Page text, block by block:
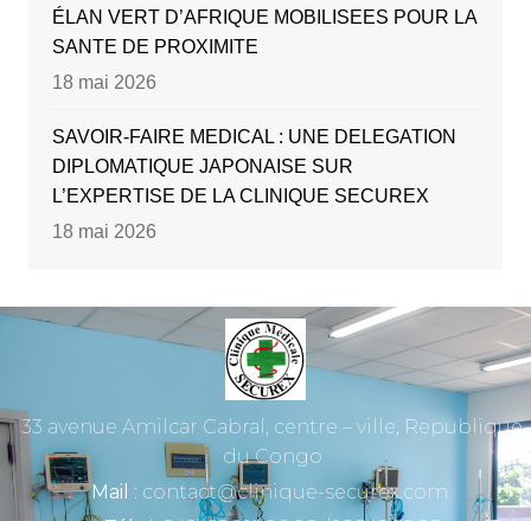
ÉLAN VERT D’AFRIQUE MOBILISEES POUR LA
SANTE DE PROXIMITE
18 mai 2026
SAVOIR-FAIRE MEDICAL : UNE DELEGATION
DIPLOMATIQUE JAPONAISE SUR
L’EXPERTISE DE LA CLINIQUE SECUREX
18 mai 2026
33 avenue Amilcar Cabral, centre – ville, Republique
du Congo
Mail : contact@clinique-securex.com